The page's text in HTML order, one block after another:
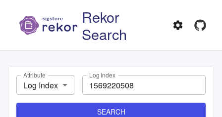
Rekor
Search
Attribute
Log Index
Log Index
SEARCH